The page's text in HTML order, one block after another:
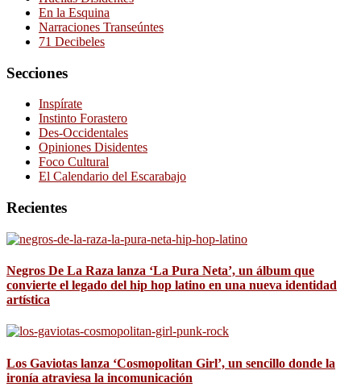
En la Esquina
Narraciones Transeúntes
71 Decibeles
Secciones
Inspírate
Instinto Forastero
Des-Occidentales
Opiniones Disidentes
Foco Cultural
El Calendario del Escarabajo
Recientes
Negros De La Raza lanza ‘La Pura Neta’, un álbum que
convierte el legado del hip hop latino en una nueva identidad
artística
Los Gaviotas lanza ‘Cosmopolitan Girl’, un sencillo donde la
ironía atraviesa la incomunicación